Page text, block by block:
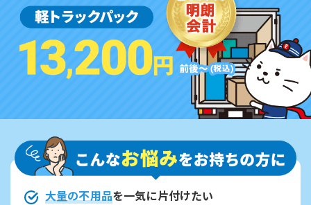
大量の不用品を一気に片付けたい